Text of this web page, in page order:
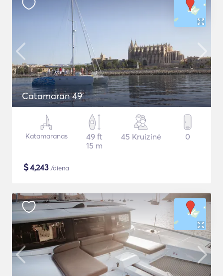
Catamaran 49'
Katamaranas
49 ft
15 m
45 Kruizinė 0
$4,243 /diena